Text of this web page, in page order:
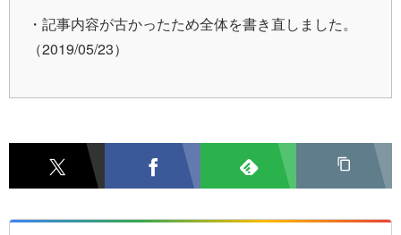
・記事内容が古かったため全体を書き直しました。
（2019/05/23）